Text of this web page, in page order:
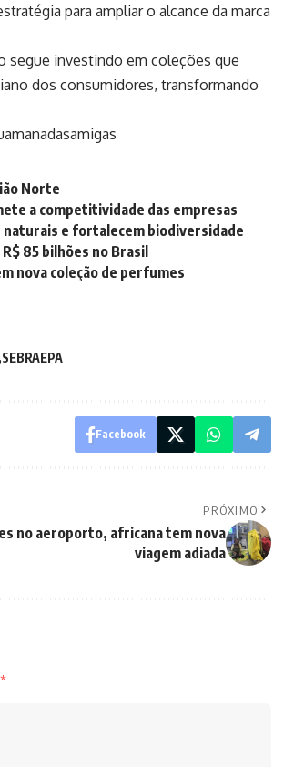
para ampliar o alcance da marca
segue investindo em coleções que
dos consumidores, transformando
Norte
a competitividade das empresas
naturais e fortalecem biodiversidade
85 bilhões no Brasil
nova coleção de perfumes
SEBRAEPA
Facebook
PRÓXIMO
no aeroporto, africana tem nova
viagem adiada
*